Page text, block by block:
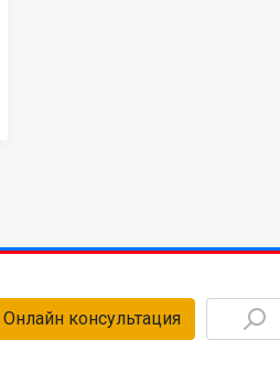
Онлайн консультация